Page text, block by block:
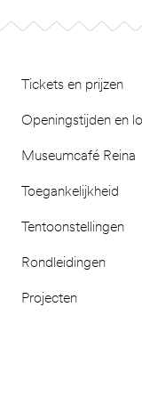
Tickets en prijzen
Openingstijden en
Museumcafé Reina
Toegankelijkheid
Tentoonstellingen
Rondleidingen
Projecten